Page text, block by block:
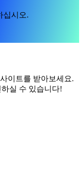
십시오.
이트를 받아보세요.
실 수 있습니다!